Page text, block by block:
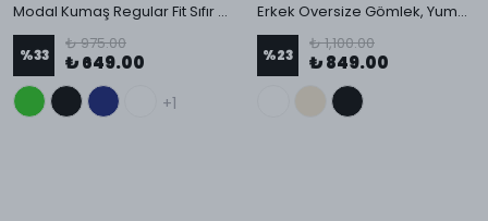
Modal Kumaş Regular Fit Sıfır Yaka T-Shirt
%33
₺ 975.00
₺ 649.00
+1
Erkek Oversize Gömlek, Yumuşak Tuşe Kumaş, Küba Yaka, Kısa Kollu Gömlek
%23
₺ 1,100.00
₺ 849.00